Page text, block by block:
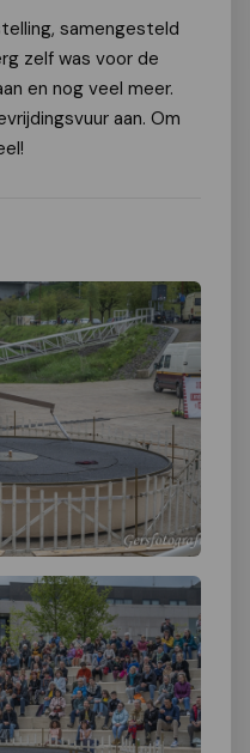
samengesteld
zelf was voor de
en nog veel meer.
aan. Om